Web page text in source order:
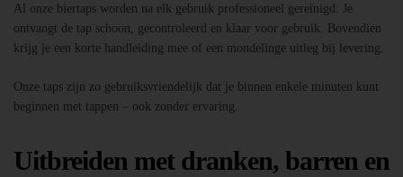
Al onze biertaps worden na elk gebruik professioneel gereinigd. Je
ontvangt de tap schoon, gecontroleerd en klaar voor gebruik. Bovendien
krijg je een korte handleiding mee of een mondelinge uitleg bij levering.
Onze taps zijn zo gebruiksvriendelijk dat je binnen enkele minuten kunt
beginnen met tappen – ook zonder ervaring.
Uitbreiden met dranken, barren en